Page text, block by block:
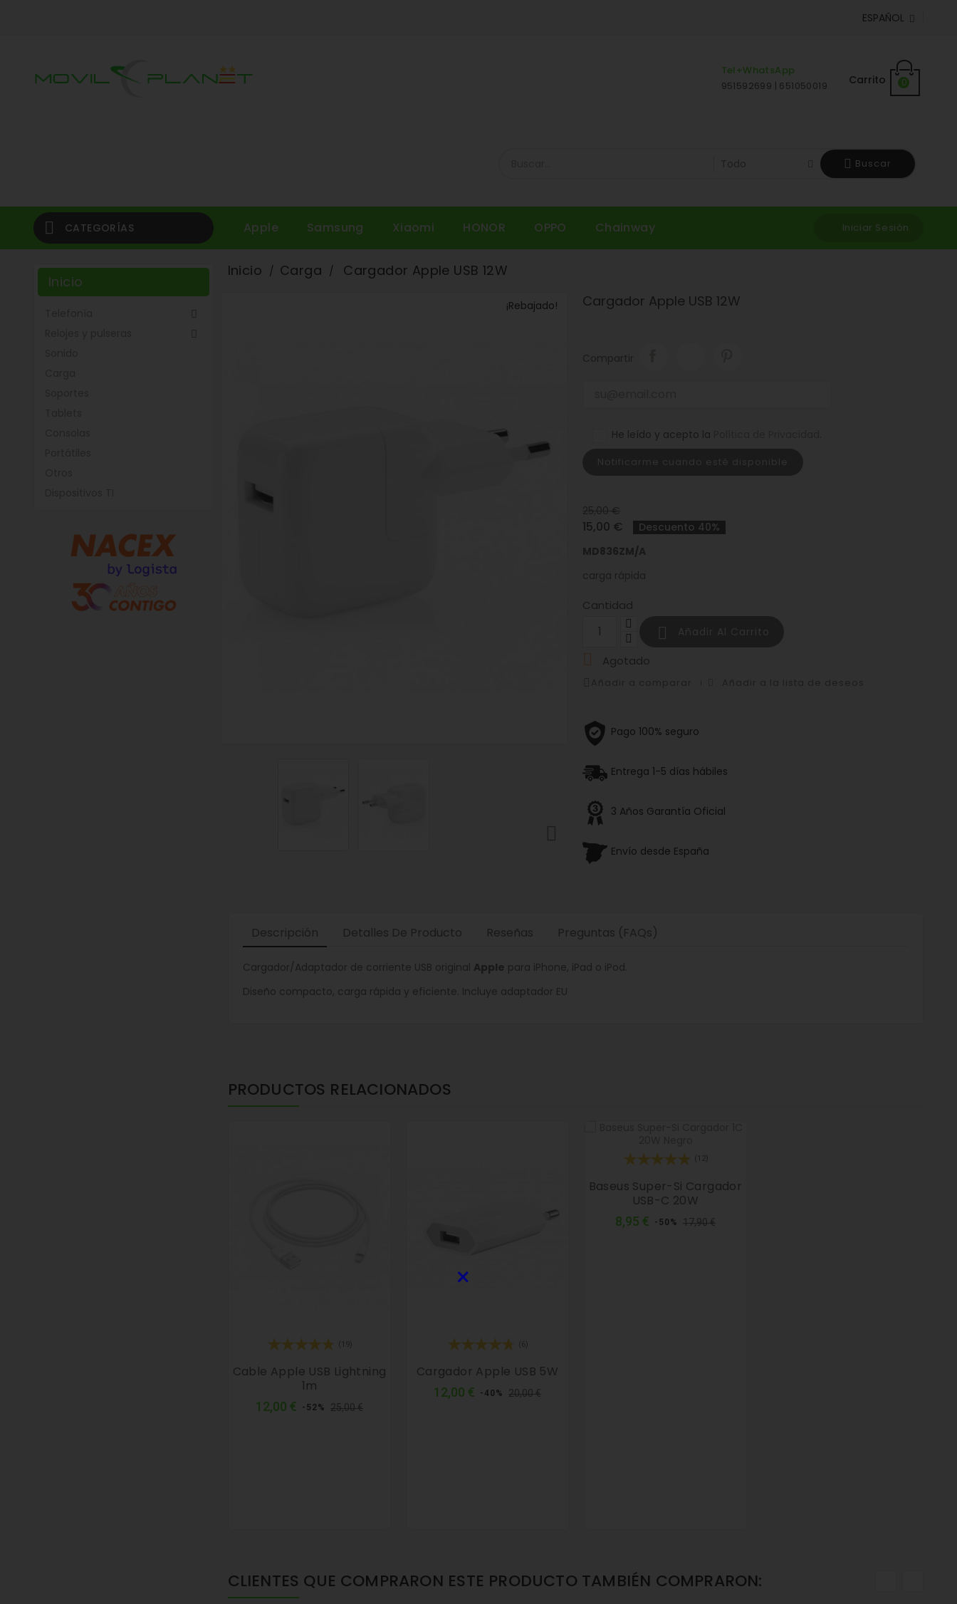
ESPAÑOL 
Carrito 0
Tel+WhatsApp
951592699 | 651050019
Buscar
Apple Samsung Xiaomi HONOR OPPO Chainway Iniciar Sesión
CATEGORÍAS

Inicio
Inicio Carga Cargador Apple USB 12W
¡Rebajado! Cargador Apple USB 12W
Compartir
He leído y acepto la
25,00 €
15,00 €
Descuento 40%
MD836ZM/A
carga rápida
Cantidad
 Agotado
Pago 100% seguro
Entrega 1-5 días hábiles
3 Años Garantía Oficial
Envío desde España
Descripción Detalles De Producto Reseñas Preguntas (FAQs)
Cargador/Adaptador de corriente USB original Apple para iPhone, iPad o iPod.
Diseño compacto, carga rápida y eficiente. Incluye adaptador EU
PRODUCTOS RELACIONADOS
(19)
Cable Apple USB Lightning
1m
12,00 € Precio
-52% 25,00 €Precio
(6)
Cargador Apple USB 5W
12,00 € Precio
-40% 20,00 €Precio
(12)
Baseus Super-Si Cargador
USB-C 20W
8,95 € Precio
-50% 17,90 €Precio
CLIENTES QUE COMPRARON ESTE PRODUCTO TAMBIÉN COMPRARON:
×